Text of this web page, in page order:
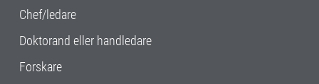
Chef/ledare
Doktorand eller handledare
Forskare